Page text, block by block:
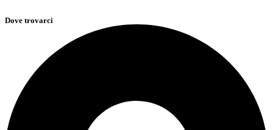
Dove trovarci